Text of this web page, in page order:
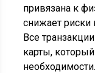
привязана к
снижает риски
Все
карты,
необходимости.